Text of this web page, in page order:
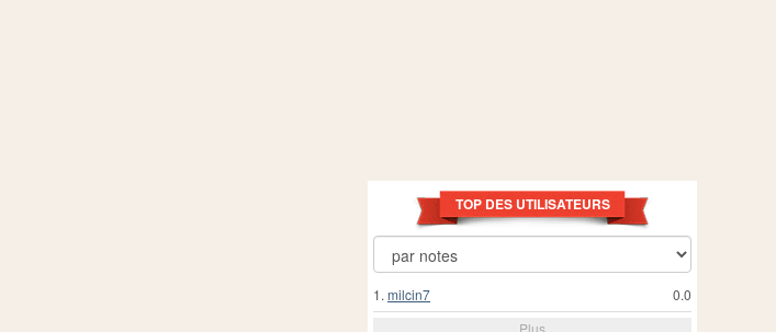
TOP DES UTILISATEURS
0.0
1. milcin7
Plus